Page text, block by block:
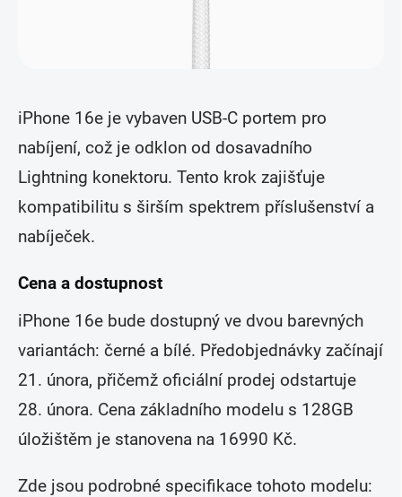
iPhone 16e je vybaven USB-C portem pro
nabíjení, což je odklon od dosavadního
Lightning konektoru. Tento krok zajišťuje
kompatibilitu s širším spektrem příslušenství a
nabíječek.
Cena a dostupnost
iPhone 16e bude dostupný ve dvou barevných
variantách: černé a bílé. Předobjednávky začínají
21. února, přičemž oficiální prodej odstartuje
28. února. Cena základního modelu s 128GB
úložištěm je stanovena na 16990 Kč.
Zde jsou podrobné specifikace tohoto modelu: